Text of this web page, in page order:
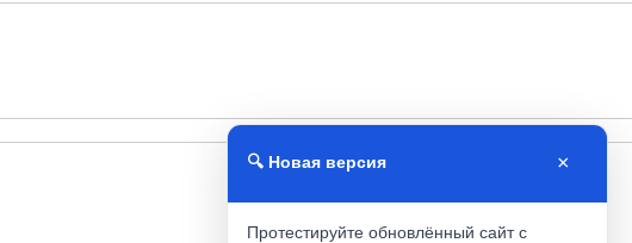
🔍 Новая версия ×
Протестируйте обновлённый сайт с